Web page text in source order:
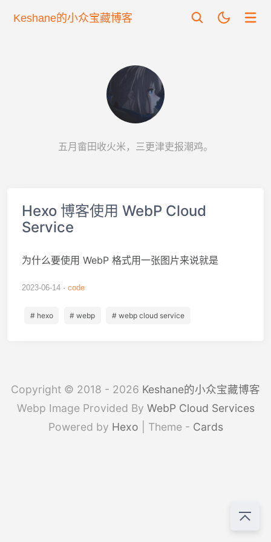
Keshane的小众宝藏博客
五月畲田收火米，三更津吏报潮鸡。
Hexo 博客使用 WebP Cloud
Service
为什么要使用 WebP 格式用一张图片来说就是
2023-06-14 code
# hexo # webp # webp cloud service
Copyright © 2018 - 2026 Keshane的小众宝藏博客
Webp Image Provided By WebP Cloud Services
Powered by Hexo | Theme - Cards